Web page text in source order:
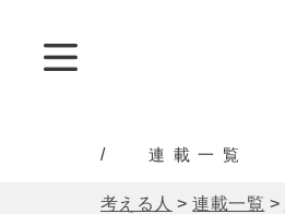
連載一覧
考える人 >連載一覧 >